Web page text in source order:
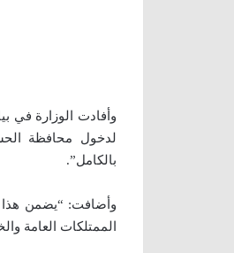
وأفادت الوزارة في
لدخول محافظة
بالكامل”.
وأضافت: “يضمن هذا
الممتلكات العامة